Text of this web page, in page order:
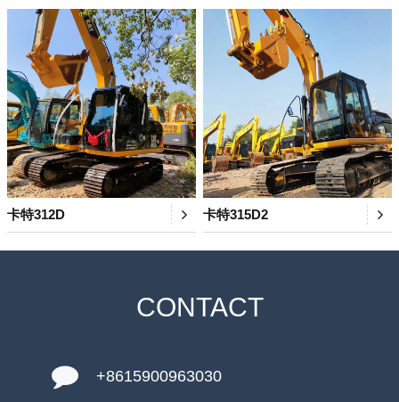
卡特312D 卡特315D2
CONTACT
+8615900963030